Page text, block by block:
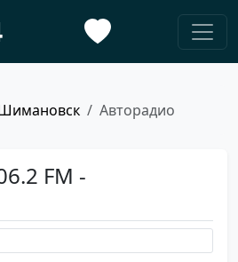
Авторадио
FM -